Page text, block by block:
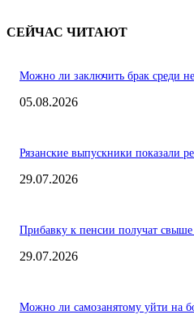
СЕЙЧАС ЧИТАЮТ
Можно ли заключить брак среди
05.08.2026
Рязанские выпускники показали
29.07.2026
Прибавку к пенсии получат свыше
29.07.2026
Можно ли самозанятому уйти на